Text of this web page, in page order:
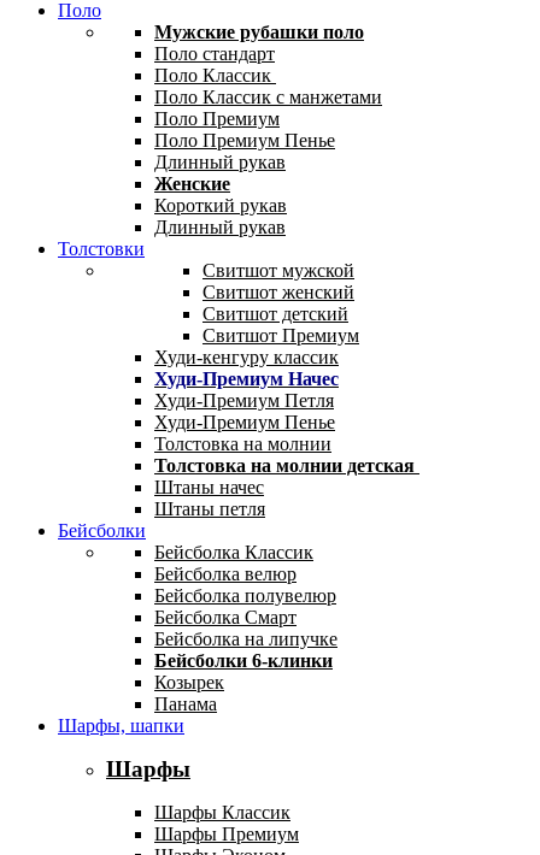
Поло
Мужские рубашки поло
Поло стандарт
Поло Классик
Поло Классик с манжетами
Поло Премиум
Поло Премиум Пенье
Длинный рукав
Женские
Короткий рукав
Длинный рукав
Толстовки
Свитшот мужской
Свитшот женский
Свитшот детский
Свитшот Премиум
Худи-кенгуру классик
Худи-Премиум Начес
Худи-Премиум Петля
Худи-Премиум Пенье
Толстовка на молнии
Толстовка на молнии детская
Штаны начес
Штаны петля
Бейсболки
Бейсболка Классик
Бейсболка велюр
Бейсболка полувелюр
Бейсболка Смарт
Бейсболка на липучке
Бейсболки 6-клинки
Козырек
Панама
Шарфы, шапки
Шарфы
Шарфы Классик
Шарфы Премиум